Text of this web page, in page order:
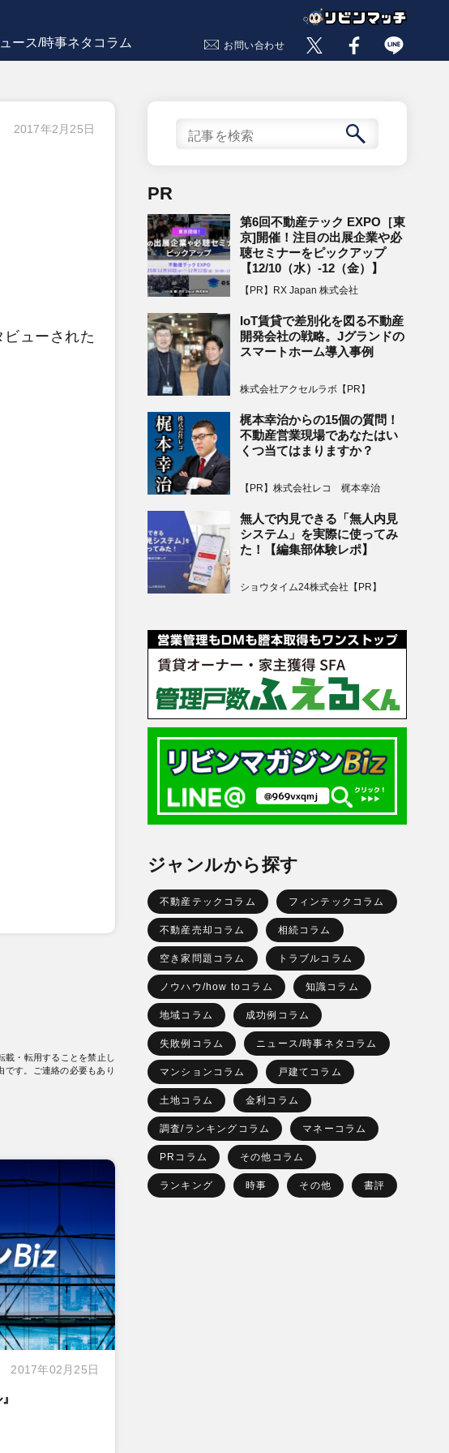
ース/時事ネタコラム お問い合わせ
2017年2月25日
ューされた
載・転用することを禁止し
です。ご連絡の必要もあり
2017年02月25日
PR
第6回不動産テック EXPO［東
京]開催！注目の出展企業や必
聴セミナーをピックアップ
【12/10（水）-12（金）】
【PR】RX Japan 株式会社
IoT賃貸で差別化を図る不動産
開発会社の戦略。Jグランドの
スマートホーム導入事例
株式会社アクセルラボ【PR】
梶本幸治からの15個の質問！
不動産営業現場であなたはい
くつ当てはまりますか？
【PR】株式会社レコ 梶本幸治
無人で内見できる「無人内見
システム」を実際に使ってみ
た！【編集部体験レポ】
ショウタイム24株式会社【PR】
ジャンルから探す
不動産テックコラム フィンテックコラム
不動産売却コラム 相続コラム
空き家問題コラム トラブルコラム
ノウハウ/how toコラム 知識コラム
地域コラム 成功例コラム
失敗例コラム ニュース/時事ネタコラム
マンションコラム 戸建てコラム
土地コラム 金利コラム
調査/ランキングコラム マネーコラム
PRコラム その他コラム
ランキング 時事 その他 書評